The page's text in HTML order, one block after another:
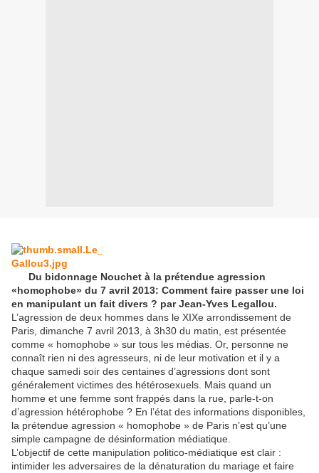
Du bidonnage Nouchet à la prétendue agression
«homophobe» du 7 avril 2013: Comment faire passer une loi
en manipulant un fait divers ? par Jean-Yves Legallou.
L’agression de deux hommes dans le XIXe arrondissement de
Paris, dimanche 7 avril 2013, à 3h30 du matin, est présentée
comme « homophobe » sur tous les médias. Or, personne ne
connaît rien ni des agresseurs, ni de leur motivation et il y a
chaque samedi soir des centaines d’agressions dont sont
généralement victimes des hétérosexuels. Mais quand un
homme et une femme sont frappés dans la rue, parle-t-on
d’agression hétérophobe ? En l’état des informations disponibles,
la prétendue agression « homophobe » de Paris n’est qu’une
simple campagne de désinformation médiatique.
L’objectif de cette manipulation politico-médiatique est clair :
intimider les adversaires de la dénaturation du mariage et faire